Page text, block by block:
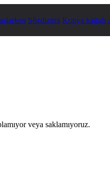
Sözdizimi Kopya kağıdı
veya saklamıyoruz.